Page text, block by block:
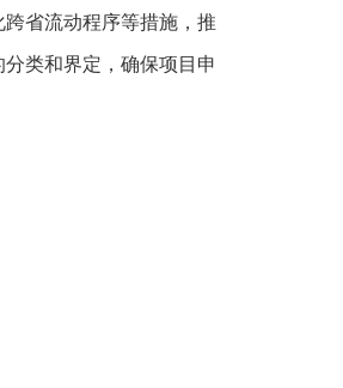
省流动程序等措施，推
类和界定，确保项目申